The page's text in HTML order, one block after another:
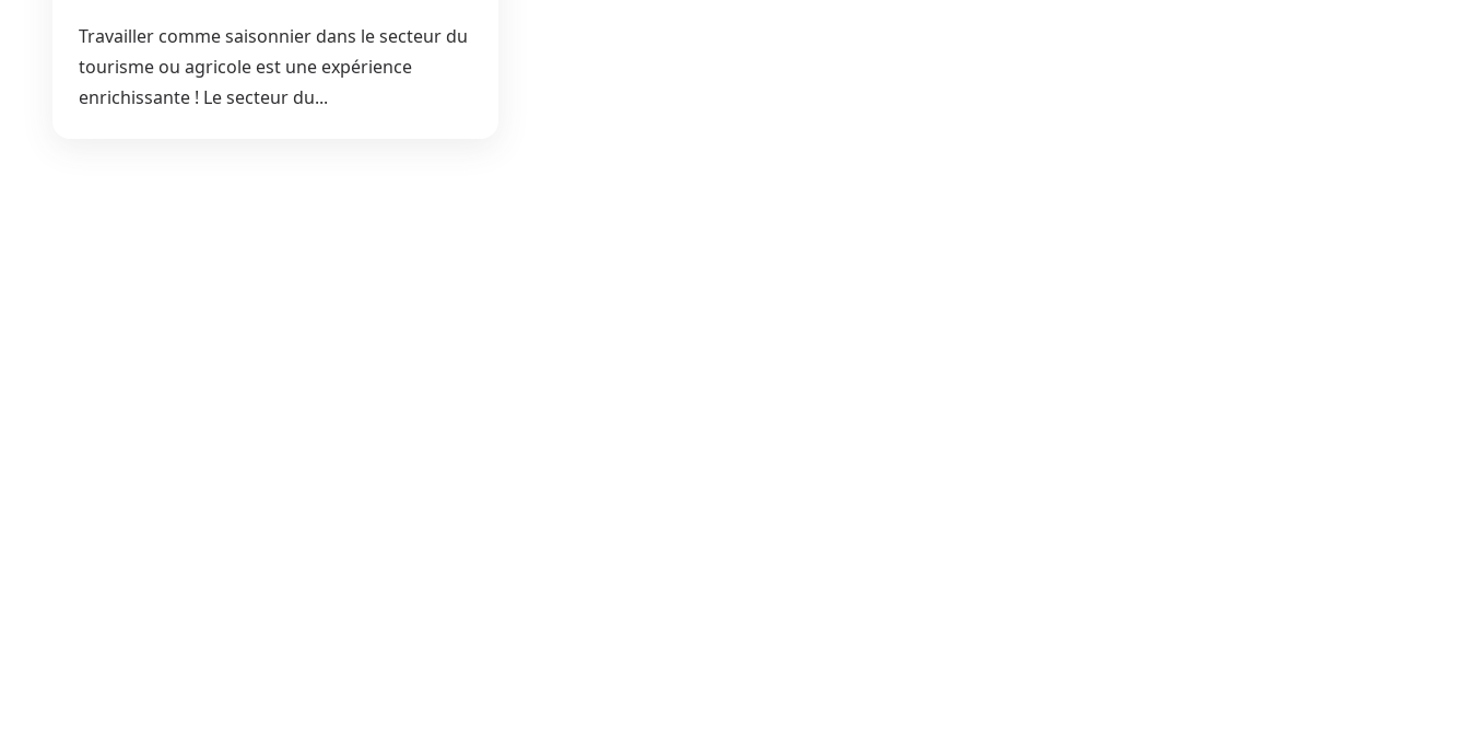
Travailler comme saisonnier dans le secteur du
tourisme ou agricole est une expérience
enrichissante ! Le secteur du...